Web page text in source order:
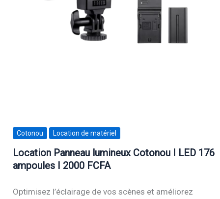
Cotonou Location de matériel
Location Panneau lumineux Cotonou I LED 176
ampoules I 2000 FCFA
Optimisez l’éclairage de vos scènes et améliorez